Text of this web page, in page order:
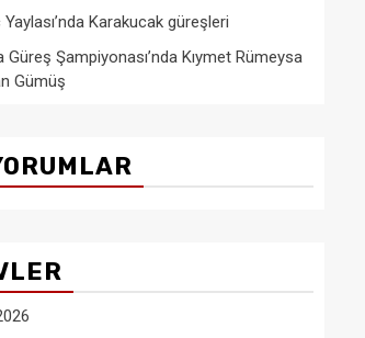
Yaylası’nda Karakucak güreşleri
Güreş Şampiyonası’nda Kıymet Rümeysa
Gümüş